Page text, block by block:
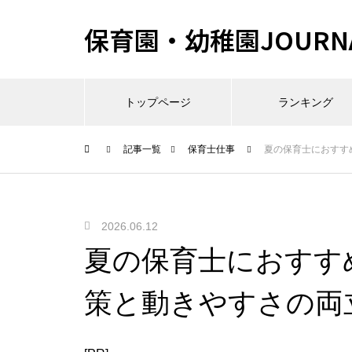
保育園・幼稚園
トップページ ランキング
記事一覧 保育士仕事 夏の保育士におす
2026.06.12
夏の保育士におす
策と動きやすさの両